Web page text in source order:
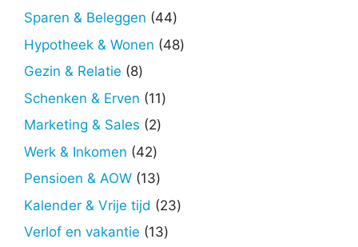
producten
Sparen & Beleggen 4444
producten
Hypotheek & Wonen 4848
Gezin & Relatie 88
producten
Schenken & Erven 1111
Marketing & Sales 22
Werk & Inkomen 4242
producten
Pensioen & AOW 1313
producten
Kalender & Vrije tijd 2323
Verlof en vakantie 1313